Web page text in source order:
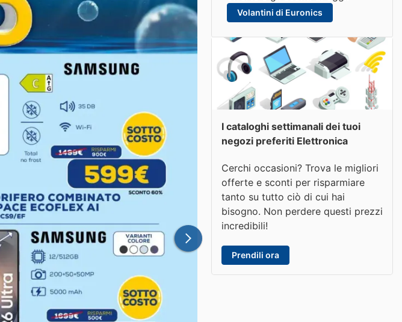
Volantini di Euronics
I cataloghi settimanali dei tuoi
negozi preferiti Elettronica
Cerchi occasioni? Trova le migliori
offerte e sconti per risparmiare
tanto su tutto ciò di cui hai
bisogno. Non perdere questi prezzi
incredibili!
Prendili ora